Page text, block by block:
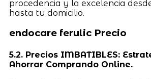
procedencia y la excelencia
hasta tu domicilio.
endocare ferulic Precio
5.2. Precios IMBATIBLES:
Ahorrar Comprando Online.